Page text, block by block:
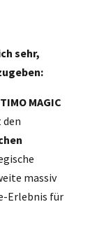
sehr,
MAGIC
massiv
Erlebnis für